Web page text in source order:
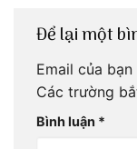
Để lại một
Email của
Các trường
Bình luận *